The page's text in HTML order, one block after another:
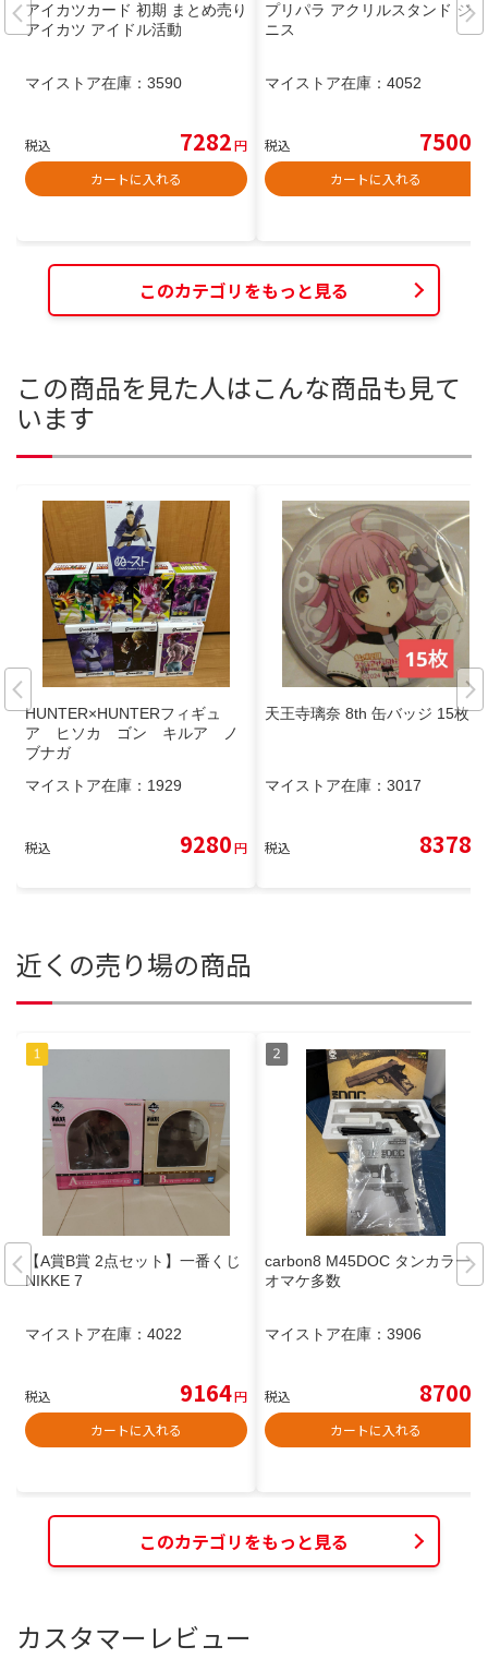
アイカツカード 初期 まとめ売り
アイカツ アイドル活動
マイストア在庫： 3590
税込 7282円
カートに入れる
プリパラ アクリルスタンド ジャ
ニス
マイストア在庫： 4052
税込 7500
カートに入れる
このカテゴリをもっと見る
この商品を見た人はこんな商品も見て
います
HUNTER×HUNTERフィギュ
ア ヒソカ ゴン キルア ノ
ブナガ
マイストア在庫： 1929
税込 9280円
天王寺璃奈 8th 缶バッジ 15枚
マイストア在庫： 3017
税込 8378
近くの売り場の商品
【A賞B賞 2点セット】一番くじ
NIKKE 7
マイストア在庫： 4022
税込 9164円
カートに入れる
carbon8 M45DOC タンカラー
オマケ多数
マイストア在庫： 3906
税込 8700
カートに入れる
このカテゴリをもっと見る
カスタマーレビュー